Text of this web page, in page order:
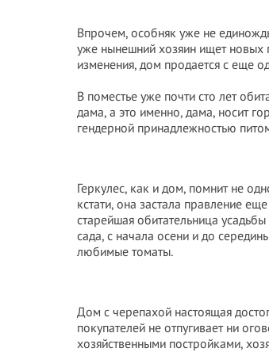
Впрочем, особняк уже не
уже нынешний хозяин ищет новых
изменения, дом продается с еще
В поместье уже почти сто лет
дама, а это именно, дама, носит
гендерной принадлежностью
Геркулес, как и дом, помнит не
кстати, она застала правление
старейшая обитательница
сада, с начала осени и до
любимые томаты.
Дом с черепахой настоящая
покупателей не отпугивает ни
хозяйственными постройками,